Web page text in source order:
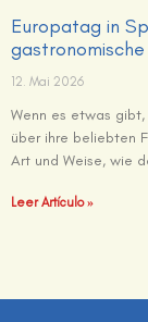
Europatag in
12. Mai 2026
Wenn es etwas
über ihre beliebten
Art und Weise, wie
Leer Artículo »